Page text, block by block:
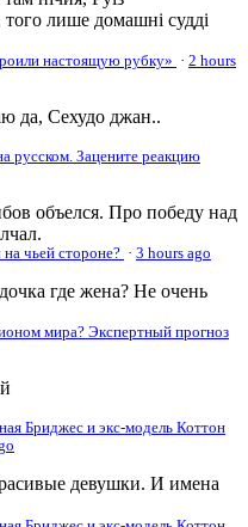
лише домашні судді
настоящую рубку» · 2 hours
да, Сехудо джан..
русском. Зацените реакцию
объелся. Про победу над
чьей стороне? · 3 hours ago
где жена? Не очень
мира? Экспертный прогноз
Бриджес и экс-модель Коттон
девушки. И имена